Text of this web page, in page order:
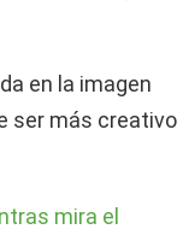
en la imagen
ser más creativo